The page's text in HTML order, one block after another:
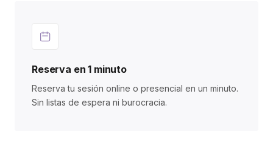
Reserva en 1 minuto
Reserva tu sesión online o presencial en un minuto.
Sin listas de espera ni burocracia.